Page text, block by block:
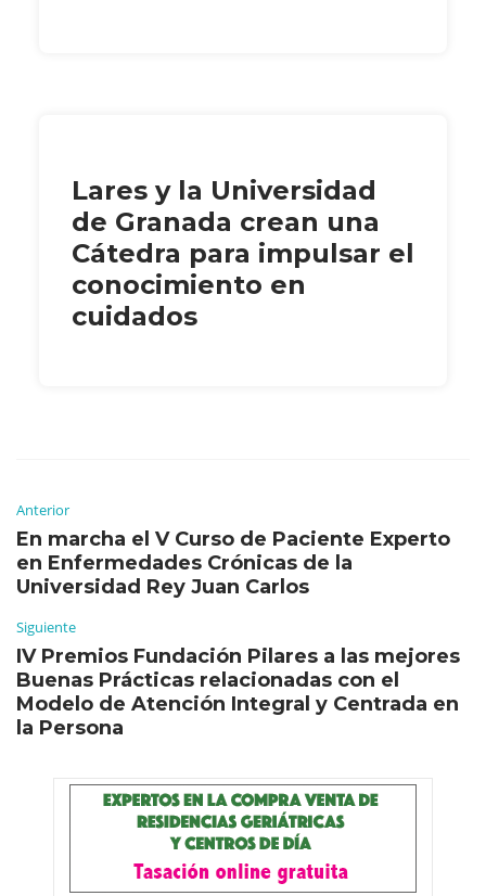
Lares y la Universidad
de Granada crean una
Cátedra para impulsar el
conocimiento en
cuidados
Anterior
En marcha el V Curso de Paciente Experto
en Enfermedades Crónicas de la
Universidad Rey Juan Carlos
Siguiente
IV Premios Fundación Pilares a las mejores
Buenas Prácticas relacionadas con el
Modelo de Atención Integral y Centrada en
la Persona